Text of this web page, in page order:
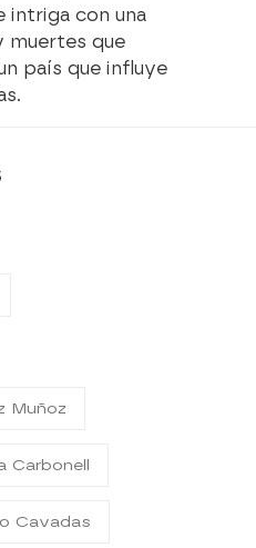
intriga con una
muertes que
país que influye
Muñoz
Carbonell
Cavadas